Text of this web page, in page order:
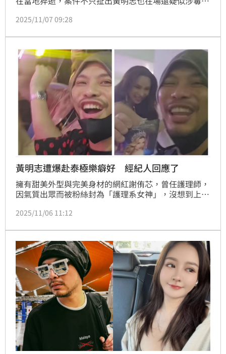
譁然。近日，掀起關注的是，謝薇安前往吉隆坡醫院太
也爆氣反擊了。蔡佩伶報導
2025/11/07 09:28
黃明志遭爆赴泰極樂癖好 經紀人回應了
擁有甜美外型與完美身材的網紅謝侑芯，曾任護理師，
因氣質出眾而被粉絲封為「護理系女神」，沒想到上月
案，《星洲網》則報導謝侑芯遺體在浴缸，但地上跟浴
到周刊報導其性癖，對此黃明志經紀人透過臉書發文駁
斥。
2025/11/06 11:12